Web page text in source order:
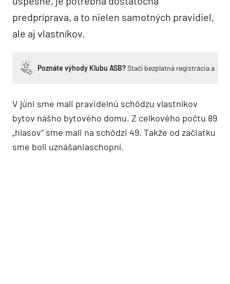
predpríprava, a to nielen samotných pravidiel,
ale aj vlastníkov.
Poznáte výhody Klubu ASB?Stačí bezplatná registrácia a
V júni sme mali pravidelnú schôdzu vlastníkov
bytov nášho bytového domu. Z celkového počtu 89
„hlasov“ sme mali na schôdzi 49. Takže od začiatku
sme boli uznášaniaschopní.